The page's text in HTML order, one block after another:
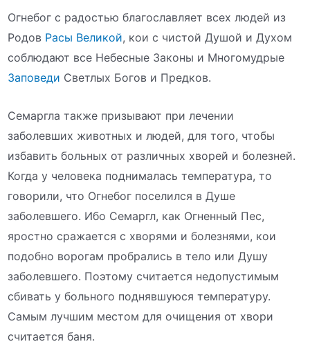
Огнебог с радостью благославляет всех людей из
Родов Расы Великой, кои с чистой Душой и Духом
соблюдают все Небесные Законы и Многомудрые
Заповеди Светлых Богов и Предков.
Семаргла также призывают при лечении
заболевших животных и людей, для того, чтобы
избавить больных от различных хворей и болезней.
Когда у человека поднималась температура, то
говорили, что Огнебог поселился в Душе
заболевшего. Ибо Семаргл, как Огненный Пес,
яростно сражается с хворями и болезнями, кои
подобно ворогам пробрались в тело или Душу
заболевшего. Поэтому считается недопустимым
сбивать у больного поднявшуюся температуру.
Самым лучшим местом для очищения от хвори
считается баня.